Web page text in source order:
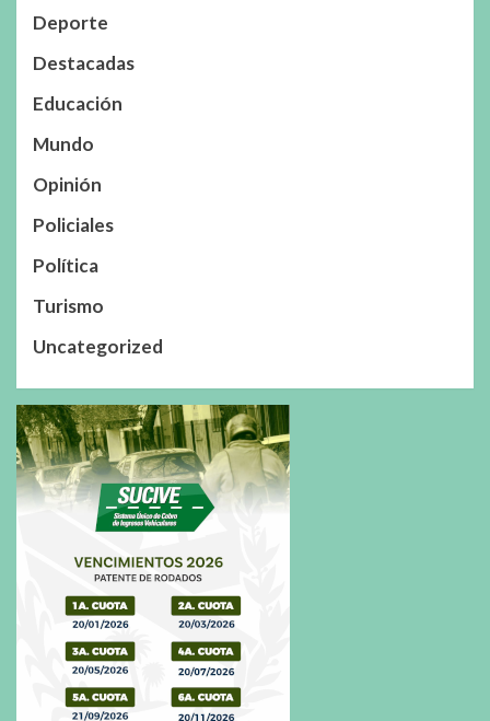
Deporte
Destacadas
Educación
Mundo
Opinión
Policiales
Política
Turismo
Uncategorized